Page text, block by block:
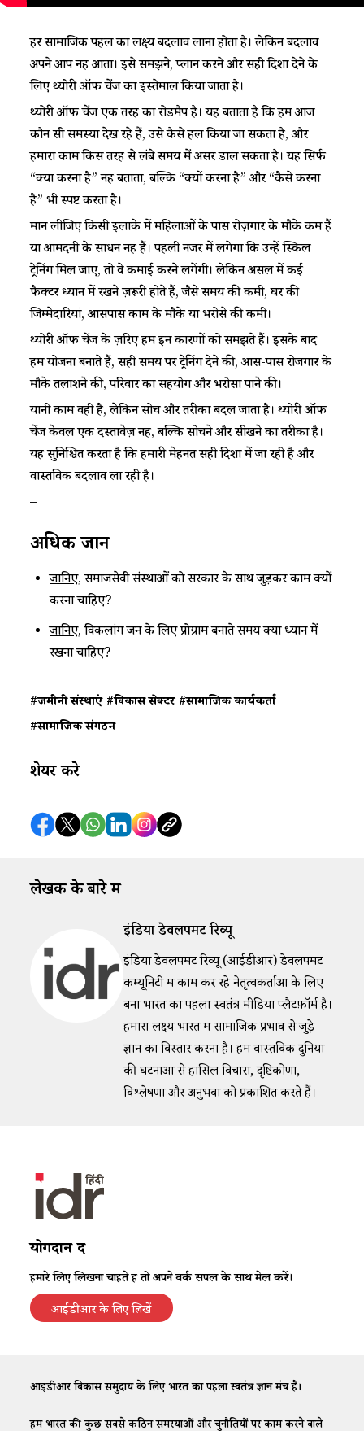
हर सामाजिक पहल का लक्ष्य बदलाव लाना होता है। लेकिन बदलाव
अपने आप नहीं आता। इसे समझने, प्लान करने और सही दिशा देने के
लिए थ्योरी ऑफ चेंज का इस्तेमाल किया जाता है।
थ्योरी ऑफ चेंज एक तरह का रोडमैप है। यह बताता है कि हम आज
कौन सी समस्या देख रहे हैं, उसे कैसे हल किया जा सकता है, और
हमारा काम किस तरह से लंबे समय में असर डाल सकता है। यह सिर्फ
“क्या करना है” नहीं बताता, बल्कि “क्यों करना है” और “कैसे करना
है” भी स्पष्ट करता है।
मान लीजिए किसी इलाके में महिलाओं के पास रोज़गार के मौके कम हैं
या आमदनी के साधन नहीं हैं। पहली नजर में लगेगा कि उन्हें स्किल
ट्रेनिंग मिल जाए, तो वे कमाई करने लगेंगी। लेकिन असल में कई
फैक्टर ध्यान में रखने ज़रूरी होते हैं, जैसे समय की कमी, घर की
जिम्मेदारियां, आसपास काम के मौके या भरोसे की कमी।
थ्योरी ऑफ चेंज के ज़रिए हम इन कारणों को समझते हैं। इसके बाद
हम योजना बनाते हैं, सही समय पर ट्रेनिंग देने की, आस-पास रोजगार के
मौके तलाशने की, परिवार का सहयोग और भरोसा पाने की।
यानी काम वही है, लेकिन सोच और तरीका बदल जाता है। थ्योरी ऑफ
चेंज केवल एक दस्तावेज़ नहीं, बल्कि सोचने और सीखने का तरीका है।
यह सुनिश्चित करता है कि हमारी मेहनत सही दिशा में जा रही है और
वास्तविक बदलाव ला रही है।
–
अधिक जानें
जानिए, समाजसेवी संस्थाओं को सरकार के साथ जुड़कर काम क्यों
करना चाहिए?
जानिए, विकलांग जन के लिए प्रोग्राम बनाते समय क्या ध्यान में
रखना चाहिए?
#जमीनी संस्थाएं #विकास सेक्टर #सामाजिक कार्यकर्ता
#सामाजिक संगठन
शेयर करे
लेखक के बारे में
इंडिया डेवलपमेंट रिव्यू
इंडिया डेवलपमेंट रिव्यू (आईडीआर) डेवलपमेंट
कम्यूनिटी में काम कर रहे नेतृत्वकर्ताओं के लिए
बना भारत का पहला स्वतंत्र मीडिया प्लैटफ़ॉर्म है।
हमारा लक्ष्य भारत में सामाजिक प्रभाव से जुड़े
ज्ञान का विस्तार करना है। हम वास्तविक दुनिया
की घटनाओं से हासिल विचारों, दृष्टिकोणों,
विश्लेषणों और अनुभवों को प्रकाशित करते हैं।
योगदान दें
हमारे लिए लिखना चाहते हैं तो अपने वर्क सैंपल के साथ मेल करें।
आईडीआर के लिए लिखें
आईडीआर विकास समुदाय के लिए भारत का पहला स्वतंत्र ज्ञान मंच है।
हम भारत की कुछ सबसे कठिन समस्याओं और चुनौतियों पर काम करने वाले